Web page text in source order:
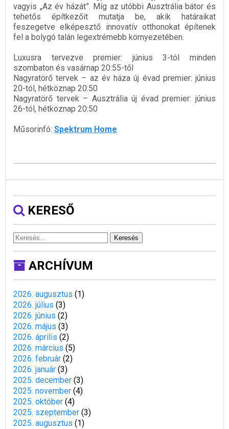
vagyis „Az év házát”. Míg az utóbbi Ausztrália bátor és
tehetős építkezőit mutatja be, akik határaikat
feszegetve elképesztő innovatív otthonokat építenek
fel a bolygó talán legextrémebb környezetében.
Luxusra tervezve premier: június 3-tól minden
szombaton és vasárnap 20:55-től
Nagyratörő tervek – az év háza új évad premier: június
20-tól, hétköznap 20:50
Nagyratörő tervek – Ausztrália új évad premier: június
26-tól, hétköznap 20:50
Műsorinfó: Spektrum Home
KERESŐ
Keresés
ARCHÍVUM
2026. augusztus (1)
2026. július (3)
2026. június (2)
2026. május (3)
2026. április (2)
2026. március (5)
2026. február (2)
2026. január (3)
2025. december (3)
2025. november (4)
2025. október (4)
2025. szeptember (3)
2025. augusztus (1)